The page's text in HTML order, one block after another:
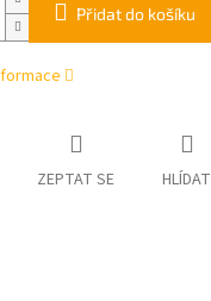
Přidat do košíku
ZEPTAT SE HLÍDAT